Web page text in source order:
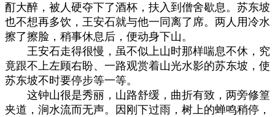
酊大醉，被人硬夺下了酒杯，扶入到僧舍歇息。苏东坡
也不想再多饮，王安石就与他一同离了席。两人用冷水
擦了擦脸，稍事休息后，便动身下山。
王安石走得很慢，虽不似上山时那样喘息不休，究
竟跟不上左顾右盼、一路观赏着山光水影的苏东坡，使
苏东坡不时要停步等一等。
这钟山很是秀丽，山路舒缓，曲折有致，两旁修篁
夹道，涧水流而无声。因刚下过雨，树上的蝉鸣稍停，